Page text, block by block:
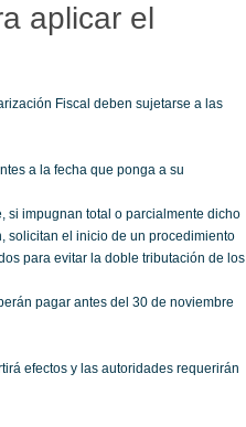
aplicar el
Fiscal deben sujetarse a las
a la fecha que ponga a su
si impugnan total o parcialmente dicho
solicitan el inicio de un procedimiento
para evitar la doble tributación de los
pagar antes del 30 de noviembre
efectos y las autoridades requerirán